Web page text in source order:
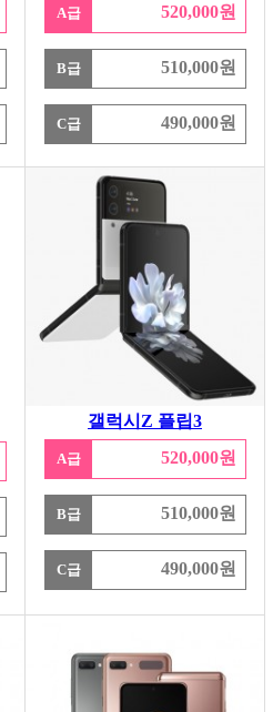
A급 520,000원
B급 510,000원
C급 490,000원
갤럭시Z 플립3
A급 520,000원
B급 510,000원
C급 490,000원